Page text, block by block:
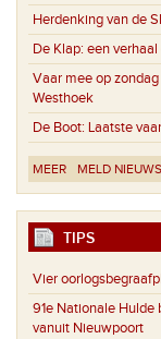
Herdenking van de
De Klap: een
Vaar mee op
Westhoek
De Boot: Laatste
MEER MELD NIEUWS
TIPS
Vier
91e Nationale Hulde
vanuit Nieuwpoort